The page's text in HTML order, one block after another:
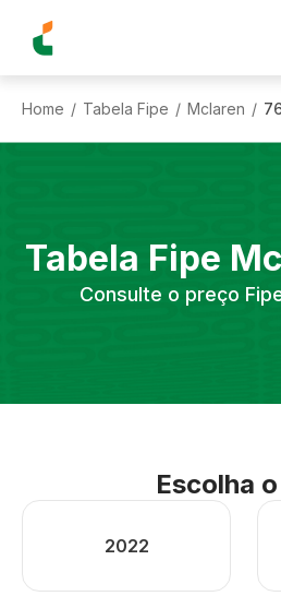
Home / Tabela Fipe / Mclaren /
Tabela Fipe
Consulte o preço
Escolha
2022